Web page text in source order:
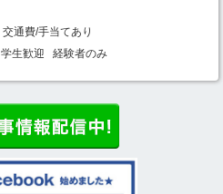
交通費/手当てあり
学生歓迎 経験者のみ